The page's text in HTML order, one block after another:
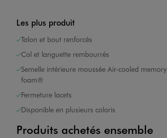
Les plus produit
Talon et bout renforcés
Col et languette rembourrés
Semelle intérieure moussée Air-cooled memory
foam®
Fermeture lacets
Disponible en plusieurs coloris
Produits achetés ensemble